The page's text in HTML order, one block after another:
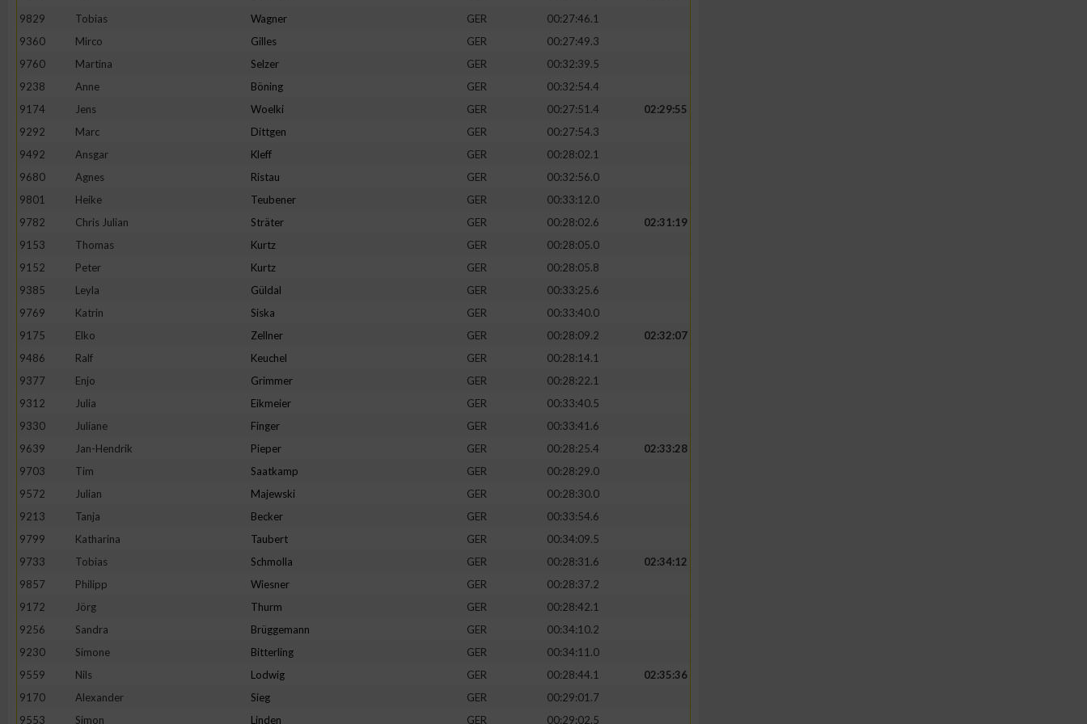
9829
Tobias Wagner GER
00:27:46.1
9360
Mirco Gilles GER
00:27:49.3
9760
Martina Selzer GER
00:32:39.5
9238
Anne Böning GER
00:32:54.4
9174
Jens Woelki GER 00:27:51.4
02:29:55
9292
Marc Dittgen GER
00:27:54.3
9492
Ansgar Kleff GER
00:28:02.1
9680
Agnes Ristau GER
00:32:56.0
9801
Heike Teubener GER
00:33:12.0
9782
Chris Julian Sträter GER 00:28:02.6
02:31:19
9153
Thomas Kurtz GER
00:28:05.0
9152
Peter Kurtz GER
00:28:05.8
9385
Leyla Güldal GER
00:33:25.6
9769
Katrin Siska GER
00:33:40.0
9175
Elko Zellner GER 00:28:09.2
02:32:07
9486
Ralf Keuchel GER
00:28:14.1
9377
Enjo Grimmer GER
00:28:22.1
9312
Julia Eikmeier GER
00:33:40.5
9330
Juliane Finger GER
00:33:41.6
9639
Jan-Hendrik Pieper GER 00:28:25.4
02:33:28
9703
Tim Saatkamp GER
00:28:29.0
9572
Julian Majewski GER
00:28:30.0
9213
Tanja Becker GER
00:33:54.6
9799
Katharina Taubert GER
00:34:09.5
9733
Tobias Schmolla GER 00:28:31.6
02:34:12
9857
Philipp Wiesner GER
00:28:37.2
9172
Jörg Thurm GER
00:28:42.1
9256
Sandra Brüggemann GER
00:34:10.2
9230
Simone Bitterling GER
00:34:11.0
9559
Nils Lodwig GER 00:28:44.1
02:35:36
9170
Alexander Sieg GER
00:29:01.7
9553
Simon Linden GER 00:29:02.5
Verwendung von Profilen zur Auswahl personalisierter Inhalte
Messung der Werbeleistung
Messung der Performance von Inhalten
Analyse von Zielgruppen durch Statistiken oder Kombinationen von Daten aus
verschiedenen Quellen
Verwendung reduzierter Daten zur Auswahl von Inhalten
Verwendung genauer Standortdaten
Geräte anhand von aktiv angeforderten Informationen identifizieren
Notwendig
Performance
Werbung